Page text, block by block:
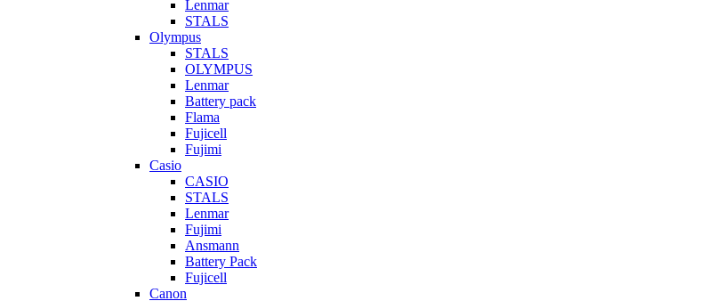
Lenmar
STALS
Olympus
STALS
OLYMPUS
Lenmar
Battery pack
Flama
Fujicell
Fujimi
Casio
CASIO
STALS
Lenmar
Fujimi
Ansmann
Battery Pack
Fujicell
Canon